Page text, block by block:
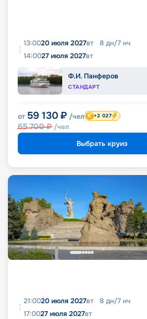
13:0020 июля 2027вт 8 дн/7 нч
14:0027 июля 2027вт
Ф.И. Панферов
СТАНДАРТ
от 59 130 ₽ /чел
65 700₽ /чел
+2 027
Выбрать круиз
21:0020 июля 2027вт 8 дн/7 нч
17:0027 июля 2027вт